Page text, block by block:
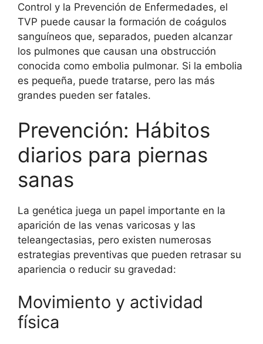
Control y la Prevención de Enfermedades, el
TVP puede causar la formación de coágulos
sanguíneos que, separados, pueden alcanzar
los pulmones que causan una obstrucción
conocida como embolia pulmonar. Si la embolia
es pequeña, puede tratarse, pero las más
grandes pueden ser fatales.
Prevención: Hábitos
diarios para piernas
sanas
La genética juega un papel importante en la
aparición de las venas varicosas y las
teleangectasias, pero existen numerosas
estrategias preventivas que pueden retrasar su
apariencia o reducir su gravedad:
Movimiento y actividad
física